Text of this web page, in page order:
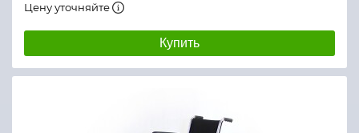
Цену уточняйте
Купить